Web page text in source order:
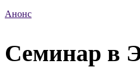
Анонс
Семинар в